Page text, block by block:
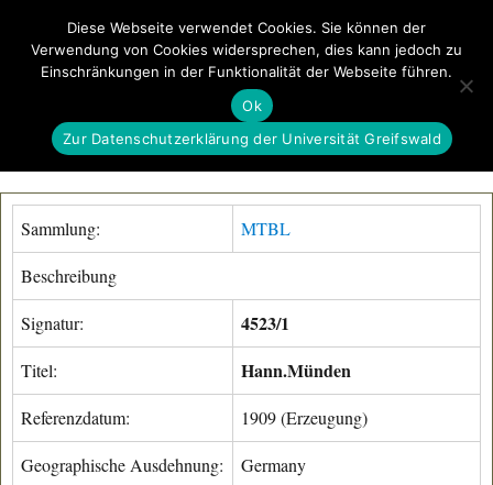
GeoGREIF MENÜ
Sammlung: MTBL
Beschreibung
Signatur: 4523/1
Titel: Hann.Münden
Referenzdatum: 1909 (Erzeugung)
Geographische Ausdehnung: Germany
Diese Webseite verwendet Cookies. Sie können der
Verwendung von Cookies widersprechen, dies kann jedoch zu
Einschränkungen in der Funktionalität der Webseite führen.
Ok
Zur Datenschutzerklärung der Universität Greifswald